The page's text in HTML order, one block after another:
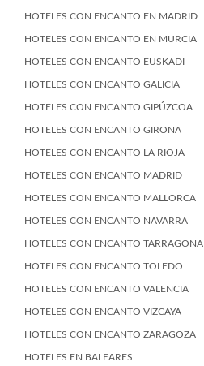
HOTELES CON ENCANTO EN MADRID
HOTELES CON ENCANTO EN MURCIA
HOTELES CON ENCANTO EUSKADI
HOTELES CON ENCANTO GALICIA
HOTELES CON ENCANTO GIPÚZCOA
HOTELES CON ENCANTO GIRONA
HOTELES CON ENCANTO LA RIOJA
HOTELES CON ENCANTO MADRID
HOTELES CON ENCANTO MALLORCA
HOTELES CON ENCANTO NAVARRA
HOTELES CON ENCANTO TARRAGONA
HOTELES CON ENCANTO TOLEDO
HOTELES CON ENCANTO VALENCIA
HOTELES CON ENCANTO VIZCAYA
HOTELES CON ENCANTO ZARAGOZA
HOTELES EN BALEARES